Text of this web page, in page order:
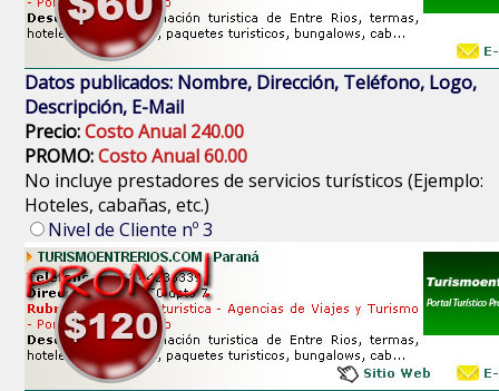
Datos publicados: Nombre, Dirección, Teléfono, Logo,
Descripción, E-Mail
Precio:Costo Anual 240.00
PROMO:Costo Anual 60.00
No incluye prestadores de servicios turísticos (Ejemplo:
Hoteles, cabañas, etc.)
Nivel de Cliente nº 3